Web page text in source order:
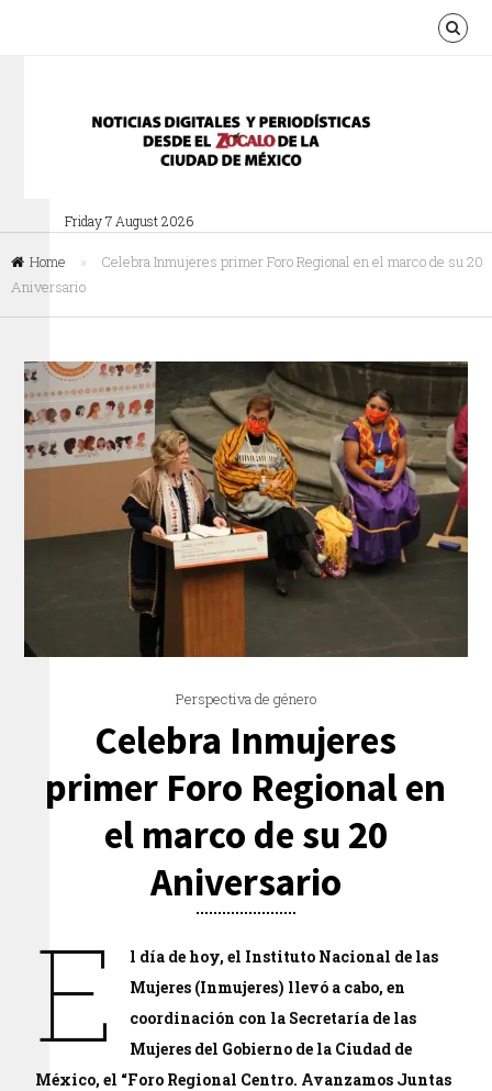
Friday 7 August 2026
Home »
Celebra Inmujeres primer Foro Regional en el marco de su 20
Aniversario
Perspectiva de género
Celebra Inmujeres
primer Foro Regional en
el marco de su 20
Aniversario
E
l día de hoy, el Instituto Nacional de las
Mujeres (Inmujeres) llevó a cabo, en
coordinación con la Secretaría de las
Mujeres del Gobierno de la Ciudad de
México, el “Foro Regional Centro. Avanzamos Juntas